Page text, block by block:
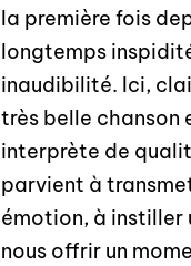
la première fois
longtemps
inaudibilité. Ici,
très belle chanson
interprète de
parvient à
émotion, à instiller
nous offrir un